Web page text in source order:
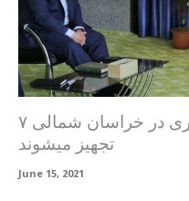
۷ سالن سینما توسط حوزه هنری در خراسان شمالی
تجهیز میشوند
June 15, 2021